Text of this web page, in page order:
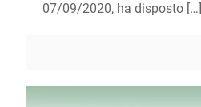
07/09/2020, ha disposto […]